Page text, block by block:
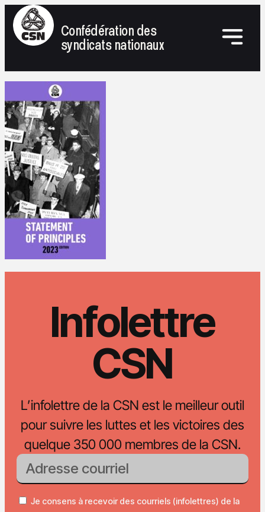
Confédération des
syndicats nationaux
Infolettre
CSN
L’infolettre de la CSN est le meilleur outil
pour suivre les luttes et les victoires des
quelque 350 000 membres de la CSN.
Je consens à recevoir des courriels (infolettres) de la